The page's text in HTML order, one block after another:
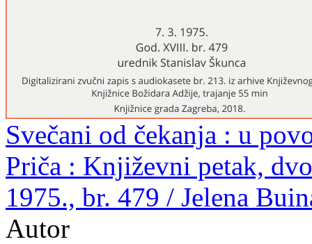
Svečani od čekanja : u
Priča : Književni petak,
1975., br. 479 / Jelena
Autor